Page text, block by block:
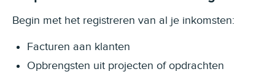
Begin met het registreren van al je inkomsten:
Facturen aan klanten
Opbrengsten uit projecten of opdrachten